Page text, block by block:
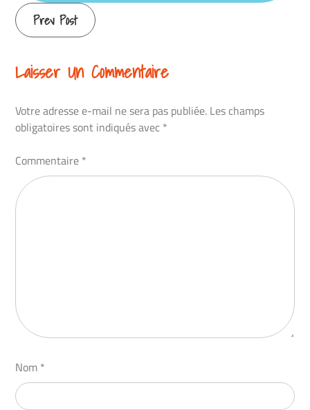
Continue
Reading
Prev Post
Laisser Un Commentaire
Votre adresse e-mail ne sera pas publiée. Les champs
obligatoires sont indiqués avec *
Commentaire *
Nom *